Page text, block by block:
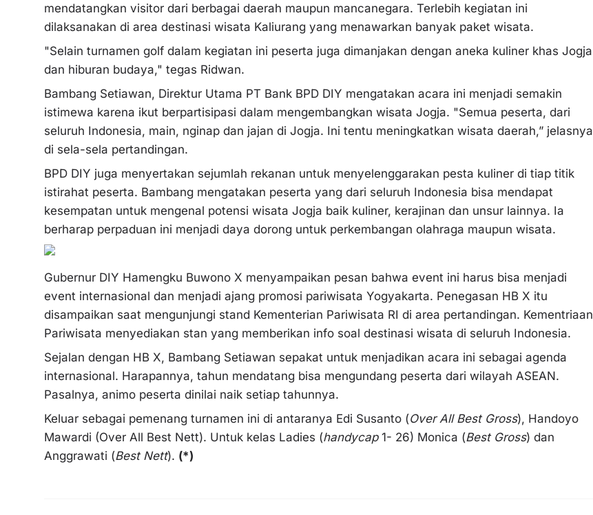
mendatangkan visitor dari berbagai daerah maupun mancanegara. Terlebih kegiatan ini
dilaksanakan di area destinasi wisata Kaliurang yang menawarkan banyak paket wisata.
"Selain turnamen golf dalam kegiatan ini peserta juga dimanjakan dengan aneka kuliner khas Jogja
dan hiburan budaya," tegas Ridwan.
Bambang Setiawan, Direktur Utama PT Bank BPD DIY mengatakan acara ini menjadi semakin
istimewa karena ikut berpartisipasi dalam mengembangkan wisata Jogja. "Semua peserta, dari
seluruh Indonesia, main, nginap dan jajan di Jogja. Ini tentu meningkatkan wisata daerah,” jelasnya
di sela-sela pertandingan.
BPD DIY juga menyertakan sejumlah rekanan untuk menyelenggarakan pesta kuliner di tiap titik
istirahat peserta. Bambang mengatakan peserta yang dari seluruh Indonesia bisa mendapat
kesempatan untuk mengenal potensi wisata Jogja baik kuliner, kerajinan dan unsur lainnya. Ia
berharap perpaduan ini menjadi daya dorong untuk perkembangan olahraga maupun wisata.
Gubernur DIY Hamengku Buwono X menyampaikan pesan bahwa event ini harus bisa menjadi
event internasional dan menjadi ajang promosi pariwisata Yogyakarta. Penegasan HB X itu
disampaikan saat mengunjungi stand Kementerian Pariwisata RI di area pertandingan. Kementriaan
Pariwisata menyediakan stan yang memberikan info soal destinasi wisata di seluruh Indonesia.
Sejalan dengan HB X, Bambang Setiawan sepakat untuk menjadikan acara ini sebagai agenda
internasional. Harapannya, tahun mendatang bisa mengundang peserta dari wilayah ASEAN.
Pasalnya, animo peserta dinilai naik setiap tahunnya.
Keluar sebagai pemenang turnamen ini di antaranya Edi Susanto (Over All Best Gross), Handoyo
Mawardi (Over All Best Nett). Untuk kelas Ladies (handycap 1- 26) Monica (Best Gross) dan
Anggrawati (Best Nett). (*)